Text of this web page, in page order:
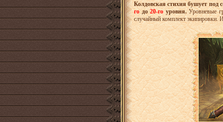
Колдовская стихия бушует под
годо20-гоуровня.Уровневые
случайный комплект экипировки.